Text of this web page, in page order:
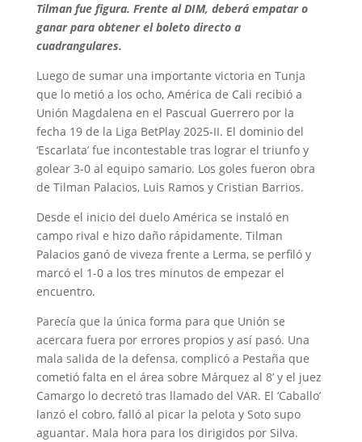
Tilman fue figura. Frente al DIM, deberá empatar o
ganar para obtener el boleto directo a
cuadrangulares.
Luego de sumar una importante victoria en Tunja
que lo metió a los ocho, América de Cali recibió a
Unión Magdalena en el Pascual Guerrero por la
fecha 19 de la Liga BetPlay 2025-II. El dominio del
‘Escarlata’ fue incontestable tras lograr el triunfo y
golear 3-0 al equipo samario. Los goles fueron obra
de Tilman Palacios, Luis Ramos y Cristian Barrios.
Desde el inicio del duelo América se instaló en
campo rival e hizo daño rápidamente. Tilman
Palacios ganó de viveza frente a Lerma, se perfiló y
marcó el 1-0 a los tres minutos de empezar el
encuentro.
Parecía que la única forma para que Unión se
acercara fuera por errores propios y así pasó. Una
mala salida de la defensa, complicó a Pestaña que
cometió falta en el área sobre Márquez al 8’ y el juez
Camargo lo decretó tras llamado del VAR. El ‘Caballo’
lanzó el cobro, falló al picar la pelota y Soto supo
aguantar. Mala hora para los dirigidos por Silva.